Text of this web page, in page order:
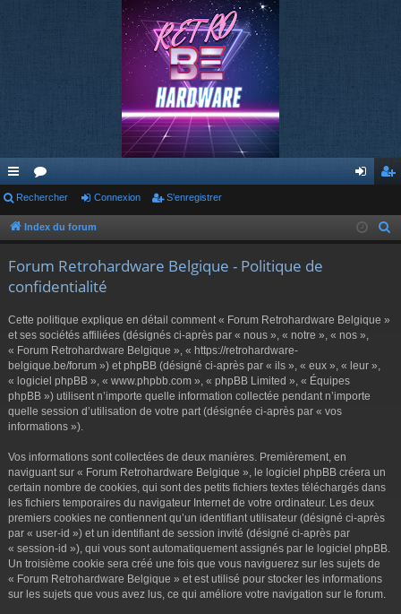
cc
ès
or
u
s
ne nr
Rechercher Connexion S’enregistrer
Index du forum
Forum Retrohardware Belgique - Politique de
confidentialité
Cette politique explique en détail comment « Forum Retrohardware Belgique »
et ses sociétés affiliées (désignés ci-après par « nous », « notre », « nos »,
« Forum Retrohardware Belgique », « https://retrohardware-
belgique.be/forum ») et phpBB (désigné ci-après par « ils », « eux », « leur »,
« logiciel phpBB », « www.phpbb.com », « phpBB Limited », « Équipes
phpBB ») utilisent n’importe quelle information collectée pendant n’importe
quelle session d’utilisation de votre part (désignée ci-après par « vos
informations »).
Vos informations sont collectées de deux manières. Premièrement, en
naviguant sur « Forum Retrohardware Belgique », le logiciel phpBB créera un
certain nombre de cookies, qui sont des petits fichiers textes téléchargés dans
les fichiers temporaires du navigateur Internet de votre ordinateur. Les deux
premiers cookies ne contiennent qu’un identifiant utilisateur (désigné ci-après
par « user-id ») et un identifiant de session invité (désigné ci-après par
« session-id »), qui vous sont automatiquement assignés par le logiciel phpBB.
Un troisième cookie sera créé une fois que vous naviguerez sur les sujets de
« Forum Retrohardware Belgique » et est utilisé pour stocker les informations
sur les sujets que vous avez lus, ce qui améliore votre navigation sur le forum.